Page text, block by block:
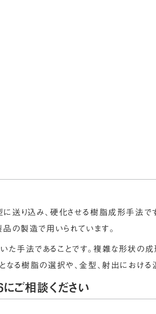
送り込み、硬化させる樹脂成形手法で
の製造で用いられています。
手法であることです。複雑な形状の成
なる樹脂の選択や、金型、射出におけ
ご相談ください